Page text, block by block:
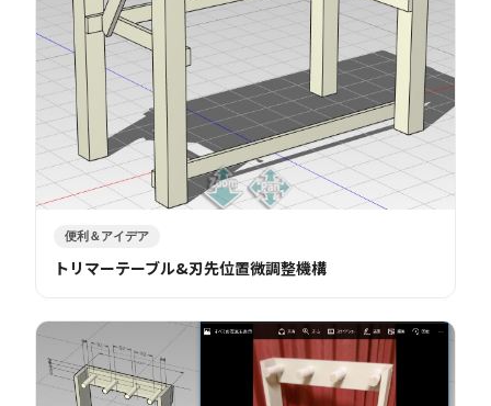
便利＆アイデア
トリマーテーブル&刃先位置微調整機構